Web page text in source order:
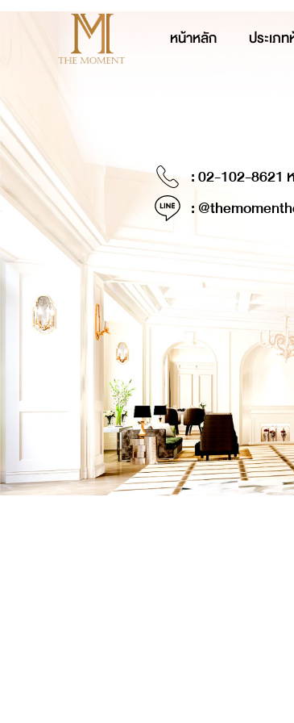
หน้าหลัก ประเภ
: 02-102-8621
: